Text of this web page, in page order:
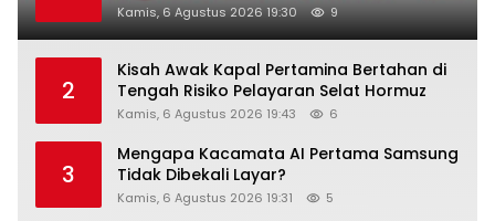
Kamis, 6 Agustus 2026 19:30 9
2
Kisah Awak Kapal Pertamina Bertahan di
Tengah Risiko Pelayaran Selat Hormuz
Kamis, 6 Agustus 2026 19:43 6
3
Mengapa Kacamata AI Pertama Samsung
Tidak Dibekali Layar?
Kamis, 6 Agustus 2026 19:31 5